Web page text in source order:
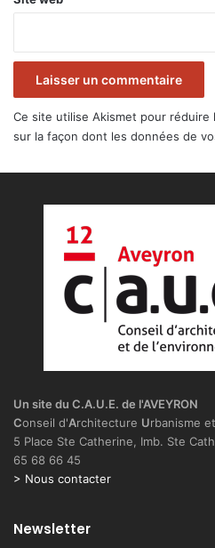
Ce site utilise Akismet pour réduire
sur la façon dont les données de
Un site du C.A.U.E. de l'AVEYRON
Conseil d'Architecture Urbanisme et
5 Place Ste Catherine, Imb. Ste
65 68 66 45
> Nous contacter
Newsletter